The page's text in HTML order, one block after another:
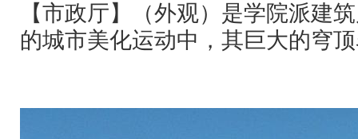
【市政厅】（外观）是学院派建
的城市美化运动中，其巨大的穹